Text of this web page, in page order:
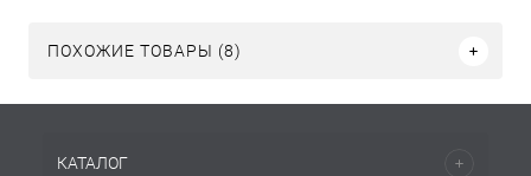
ПОХОЖИЕ ТОВАРЫ (8)
КАТАЛОГ